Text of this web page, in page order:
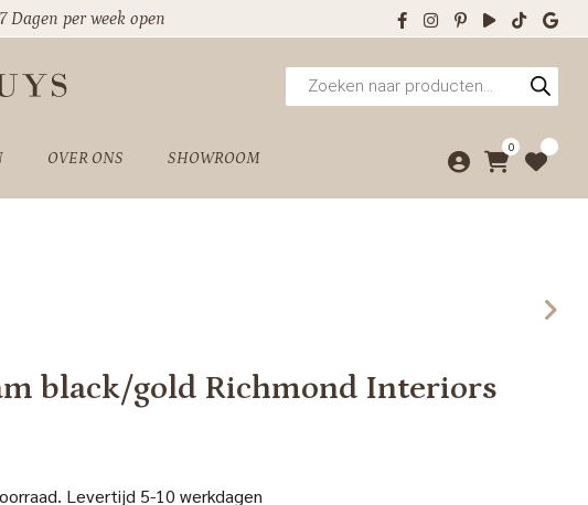
7 Dagen per week open
Producten
zoeken
OVER ONS SHOWROOM
0
black/gold Richmond Interiors
Levertijd 5-10 werkdagen